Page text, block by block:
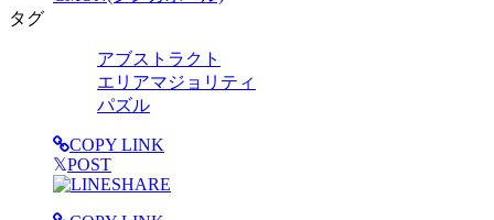
タグ
アブストラクト
エリアマジョリティ
パズル
COPY LINK
𝕏POST
SHARE